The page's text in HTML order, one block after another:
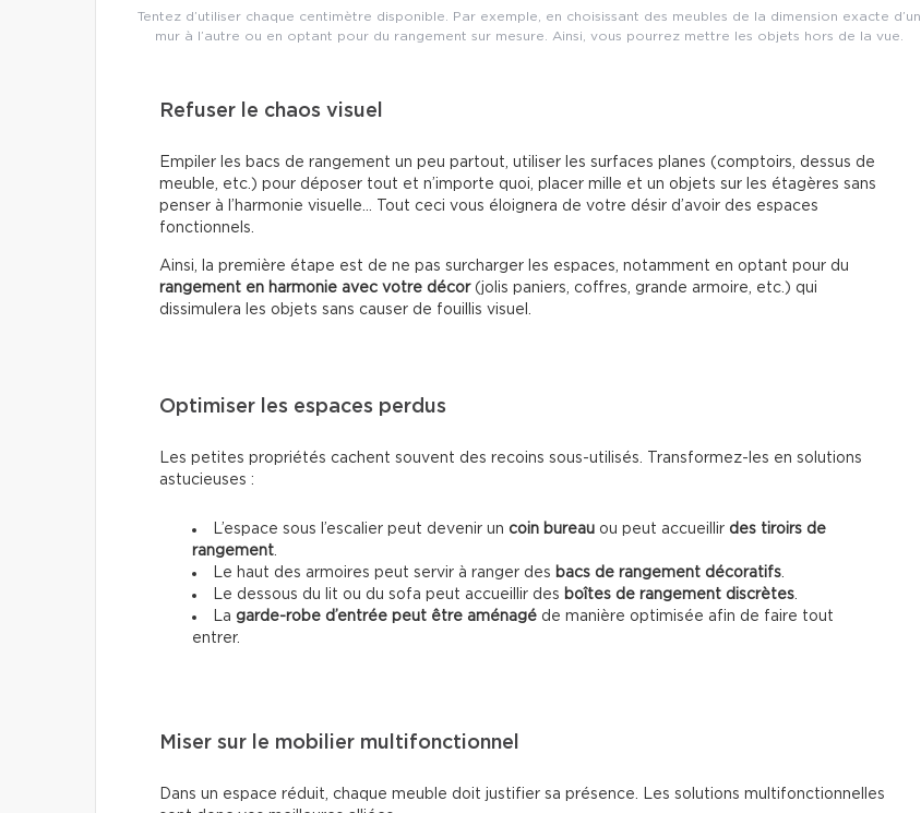
Tentez d’utiliser chaque centimètre disponible. Par exemple, en choisissant des meubles de la dimension exacte d’un
mur à l’autre ou en optant pour du rangement sur mesure. Ainsi, vous pourrez mettre les objets hors de la vue.
Refuser le chaos visuel
Empiler les bacs de rangement un peu partout, utiliser les surfaces planes (comptoirs, dessus de
meuble, etc.) pour déposer tout et n’importe quoi, placer mille et un objets sur les étagères sans
penser à l’harmonie visuelle… Tout ceci vous éloignera de votre désir d’avoir des espaces
fonctionnels.
Ainsi, la première étape est de ne pas surcharger les espaces, notamment en optant pour du
rangement en harmonie avec votre décor(jolis paniers, coffres, grande armoire, etc.) qui
dissimulera les objets sans causer de fouillis visuel.
Optimiser les espaces perdus
Les petites propriétés cachent souvent des recoins sous-utilisés. Transformez-les en solutions
astucieuses :
L’espace sous l’escalier peut devenir un coin bureau ou peut accueillir des tiroirs de
rangement.
Le haut des armoires peut servir à ranger des bacs de rangement décoratifs.
Le dessous du lit ou du sofa peut accueillir des boîtes de rangement discrètes.
La garde-robe d’entrée peut être aménagé de manière optimisée afin de faire tout
entrer.
Miser sur le mobilier multifonctionnel
Dans un espace réduit, chaque meuble doit justifier sa présence. Les solutions multifonctionnelles